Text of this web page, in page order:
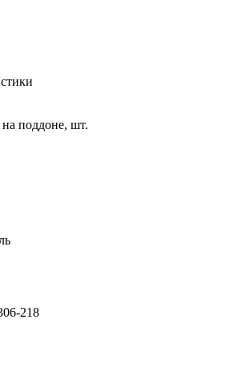
поддоне, шт.
218